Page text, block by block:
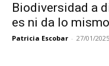
Biodiversidad a
es ni da lo
Patricia Escobar - 27/01/2025